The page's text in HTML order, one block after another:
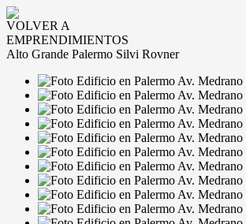
VOLVER A
EMPRENDIMIENTOS
Alto Grande Palermo Silvi Rovner